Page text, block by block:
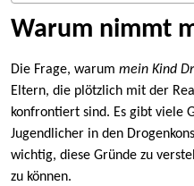
Warum nimmt
Die Frage, warum mein Kind
Eltern, die plötzlich mit der
konfrontiert sind. Es gibt viele
Jugendlicher in den
wichtig, diese Gründe zu
zu können.